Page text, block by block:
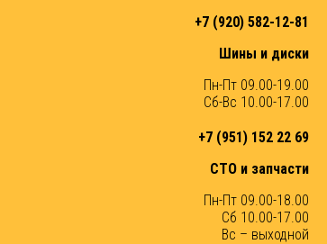
+7 (920) 582-12-81
Шины и диски
Пн-Пт 09.00-19.00
Сб-Вс 10.00-17.00
+7 (951) 152 22 69
СТО и запчасти
Пн-Пт 09.00-18.00
Сб 10.00-17.00
Вс – выходной